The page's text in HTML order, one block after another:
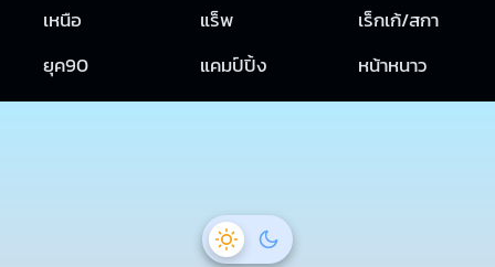
เหนือ
แร็พ
เร็กเก้/สกา
ยุค90
แคมป์ปิ้ง หน้าหนาว